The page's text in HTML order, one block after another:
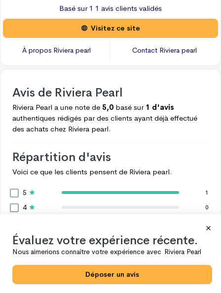
Basé sur 1 1 avis clients validés
Visitez ce site
À propos Riviera pearl Contact Riviera pearl
Avis de Riviera Pearl
Riviera Pearl a une note de 5,0 basé sur 1 d'avis
authentiques rédigés par des clients ayant déjà effectué
des achats chez Riviera pearl.
Répartition d'avis
Voici ce que les clients pensent de Riviera pearl.
5 1
4 0
2
1
Voir plus
Évaluez votre expérience récente.
Nous aimerions connaître votre expérience avec Riviera Pearl
Déposer un avis